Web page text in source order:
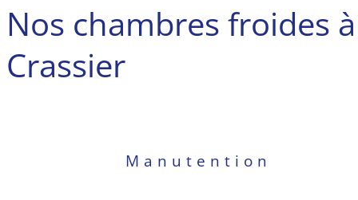
Nos chambres froides à
Crassier
Manutention